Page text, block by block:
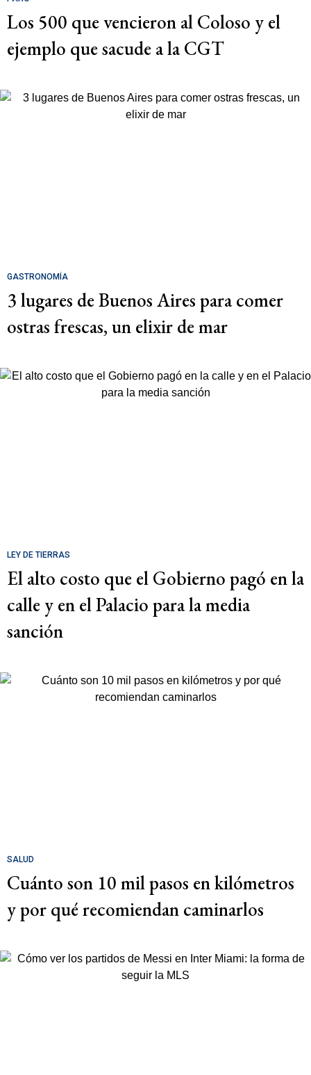
Los 500 que vencieron al Coloso y el
ejemplo que sacude a la CGT
GASTRONOMÍA
3 lugares de Buenos Aires para comer
ostras frescas, un elixir de mar
LEY DE TIERRAS
El alto costo que el Gobierno pagó en la
calle y en el Palacio para la media
sanción
SALUD
Cuánto son 10 mil pasos en kilómetros
y por qué recomiendan caminarlos